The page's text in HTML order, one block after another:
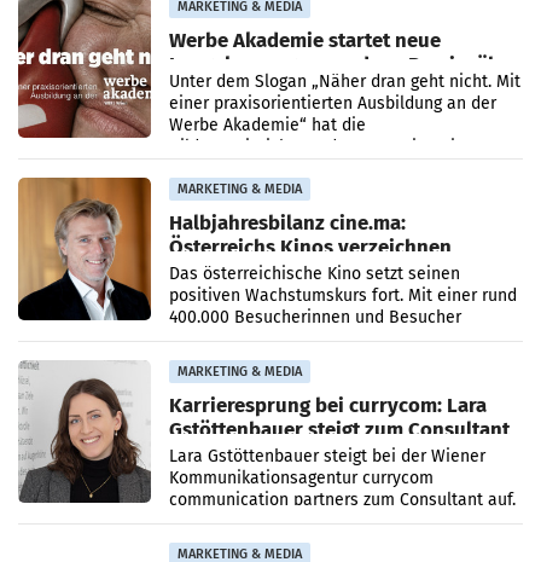
MARKETING & MEDIA
Werbe Akademie startet neue
Imagekampagne rund um Praxisnähe
Unter dem Slogan „Näher dran geht nicht. Mit
einer praxisorientierten Ausbildung an der
Werbe Akademie“ hat die
Bildungseinrichtung des WIFI Wien eine neue
MARKETING & MEDIA
Halbjahresbilanz cine.ma:
Österreichs Kinos verzeichnen
400.000 Besucher mehr
Das österreichische Kino setzt seinen
positiven Wachstumskurs fort. Mit einer rund
400.000 Besucherinnen und Besucher
höheren Nettoreichweite im ersten Halbjahr
2026 gegenüber dem
MARKETING & MEDIA
Karrieresprung bei currycom: Lara
Gstöttenbauer steigt zum Consultant
auf
Lara Gstöttenbauer steigt bei der Wiener
Kommunikationsagentur currycom
communication partners zum Consultant auf.
Die 27-jährige Beraterin betreut Kundinnen
und Kunden in den Bereichen
MARKETING & MEDIA